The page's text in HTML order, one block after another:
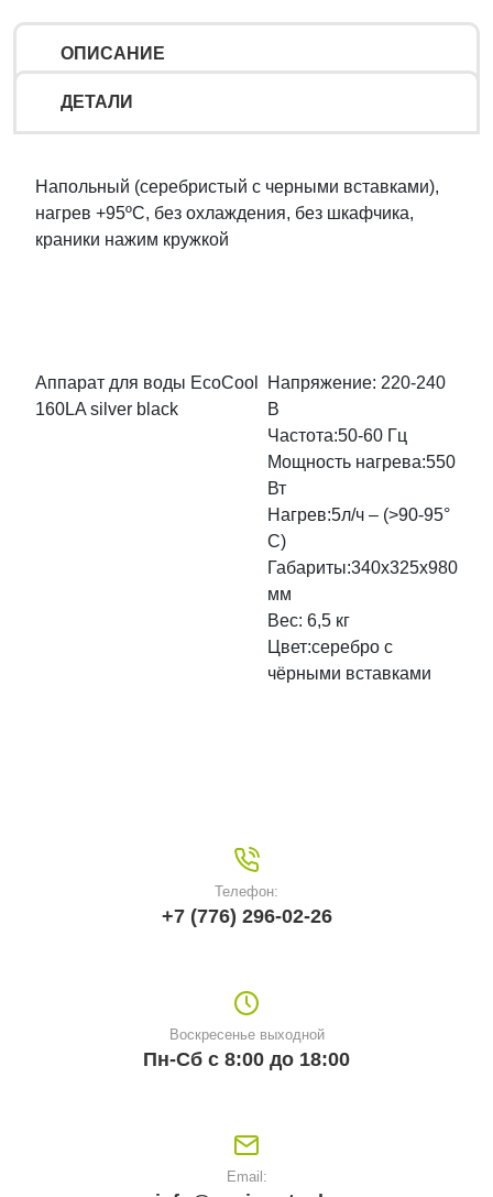
ОПИСАНИЕ
ДЕТАЛИ
Напольный (серебристый с черными вставками),
нагрев +95ºС, без охлаждения, без шкафчика,
краники нажим кружкой
Аппарат для воды EcoCool
160LA silver black
Напряжение: 220-240
В
Частота:50-60 Гц
Мощность нагрева:550
Вт
Нагрев:5л/ч – (>90-95°
С)
Габариты:340х325х980
мм
Вес: 6,5 кг
Цвет:серебро с
чёрными вставками
Телефон:
+7 (776) 296-02-26
Воскресенье выходной
Пн-Сб с 8:00 до 18:00
Email: